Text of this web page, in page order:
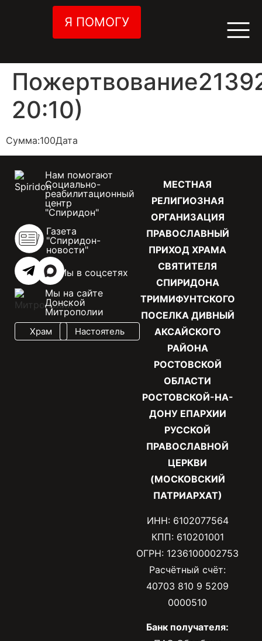
Я ПОМОГУ
20:10)
Сумма:100Дата
МЕСТНАЯ
РЕЛИГИОЗНАЯ
ОРГАНИЗАЦИЯ
ПРАВОСЛАВНЫЙ
ПРИХОД ХРАМА
СВЯТИТЕЛЯ
СПИРИДОНА
ТРИМИФУНТСКОГО
ПОСЕЛКА ДИВНЫЙ
АКСАЙСКОГО
РАЙОНА
РОСТОВСКОЙ
ОБЛАСТИ
РОСТОВСКОЙ-НА-
ДОНУ ЕПАРХИИ
РУССКОЙ
ПРАВОСЛАВНОЙ
ЦЕРКВИ
(МОСКОВСКИЙ
ПАТРИАРХАТ)
ИНН: 6102077564
КПП: 610201001
ОГРН: 1236100002753
Расчётный счёт:
40703 810 9 5209
0000510
Банк получателя:
Нам помогают
Социально-
реабилитационный
центр
"Спиридон"
Газета
"Спиридон-
новости"
Мы в соцсетях
Мы на сайте
Донской
Митрополии
Храм Настоятель